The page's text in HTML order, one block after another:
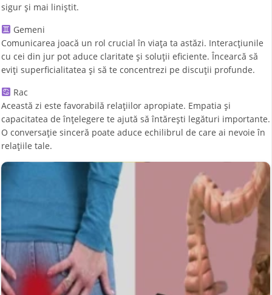
sigur și mai liniștit.
Gemeni
Comunicarea joacă un rol crucial în viața ta astăzi. Interacțiunile
cu cei din jur pot aduce claritate și soluții eficiente. Încearcă să
eviți superficialitatea și să te concentrezi pe discuții profunde.
Rac
Această zi este favorabilă relațiilor apropiate. Empatia și
capacitatea de înțelegere te ajută să întărești legături importante.
O conversație sinceră poate aduce echilibrul de care ai nevoie în
relațiile tale.